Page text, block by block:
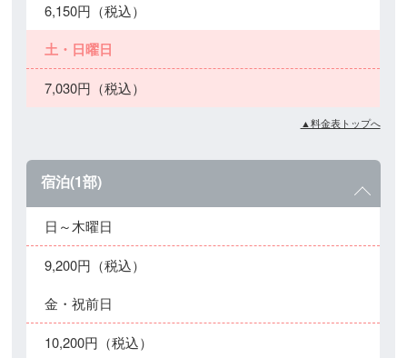
6,150円（税込）
土・日曜日
7,030円（税込）
▲料金表トップへ
宿泊(1部)
日～木曜日
9,200円（税込）
金・祝前日
10,200円（税込）